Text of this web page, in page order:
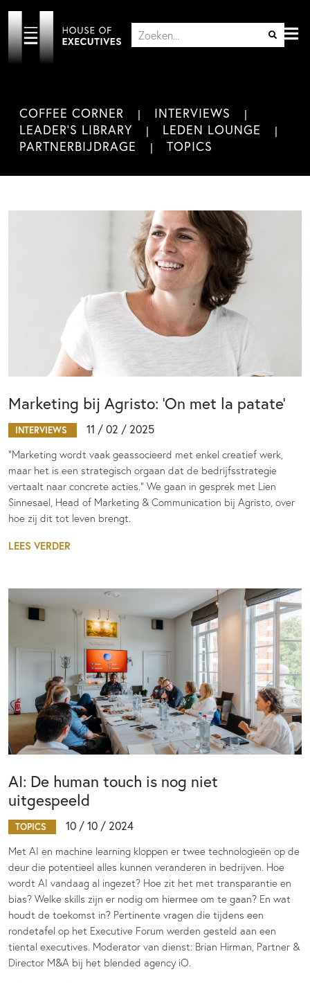
COFFEE CORNER
INTERVIEWS
LEADER'S LIBRARY
LEDEN LOUNGE
PARTNERBIJDRAGE
TOPICS
Marketing bij Agristo: ‘On met la patate’
INTERVIEWS 11 / 02 / 2025
"Marketing wordt vaak geassocieerd met enkel creatief werk,
maar het is een strategisch orgaan dat de bedrijfsstrategie
vertaalt naar concrete acties.” We gaan in gesprek met Lien
Sinnesael, Head of Marketing & Communication bij Agristo, over
hoe zij dit tot leven brengt.
LEES VERDER
AI: De human touch is nog niet
uitgespeeld
TOPICS 10 / 10 / 2024
Met AI en machine learning kloppen er twee technologieën op de
deur die potentieel alles kunnen veranderen in bedrijven. Hoe
wordt AI vandaag al ingezet? Hoe zit het met transparantie en
bias? Welke skills zijn er nodig om hiermee om te gaan? En wat
houdt de toekomst in? Pertinente vragen die tijdens een
rondetafel op het Executive Forum werden gesteld aan een
tiental executives. Moderator van dienst: Brian Hirman, Partner &
Director M&A bij het blended agency iO.